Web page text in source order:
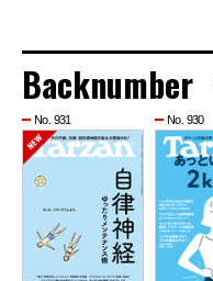
Backnumber
No. 931 No. 930